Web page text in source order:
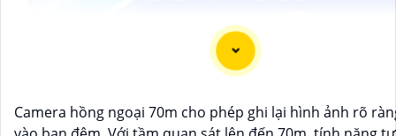
Camera hồng ngoại 70m cho phép ghi lại hình ảnh rõ